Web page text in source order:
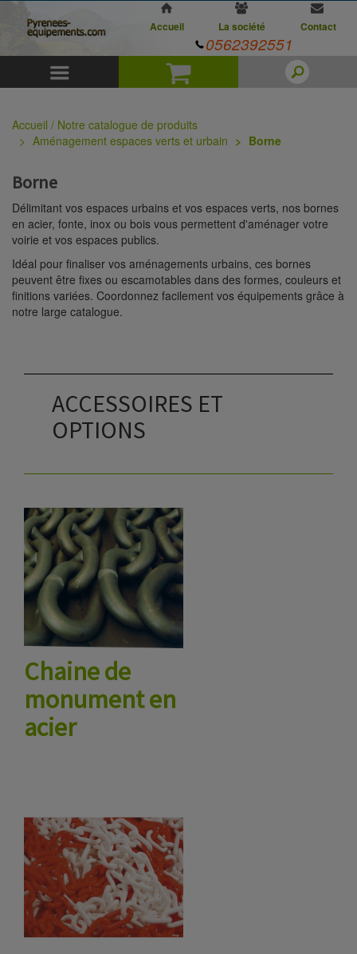
Panier
Accueil La société Contact
0562392551
Accueil / Notre catalogue de produits
Aménagement espaces verts et urbain
Borne
Borne
Délimitant vos espaces urbains et vos espaces verts, nos bornes
en acier, fonte, inox ou bois vous permettent d'aménager votre
voirie et vos espaces publics.
Idéal pour finaliser vos aménagements urbains, ces bornes
peuvent être fixes ou escamotables dans des formes, couleurs et
finitions variées. Coordonnez facilement vos équipements grâce à
notre large catalogue.
ACCESSOIRES ET
OPTIONS
Chaine de
monument en
acier